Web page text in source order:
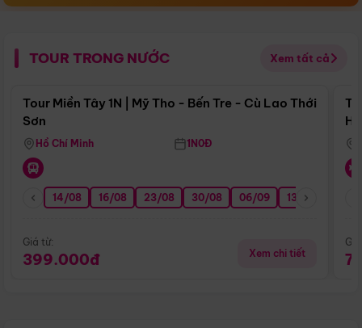
TOUR TRONG NƯỚC Xem tất cả
Điểm nổi bật
Tour Miền Tây 1N | Mỹ Tho - Bến Tre - Cù Lao Thới
Sơn
Hồ Chí Minh 1N0Đ
14/08 16/08 23/08 30/08 06/09 13/09
Giá từ:
399.000đ Xem chi tiết